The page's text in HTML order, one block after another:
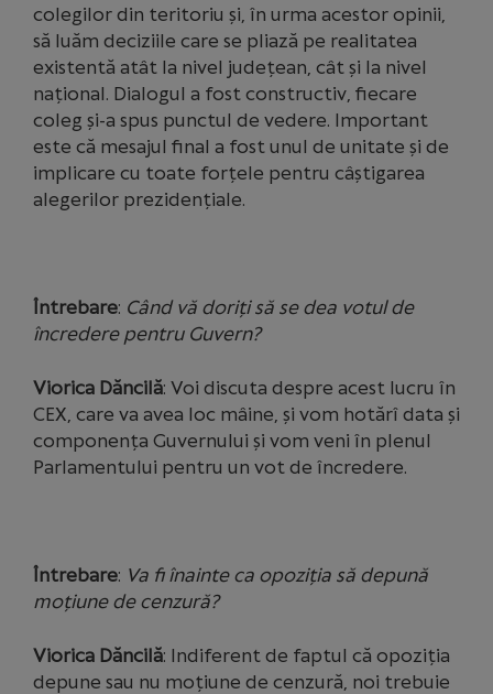
colegilor din teritoriu și, în urma acestor opinii,
să luăm deciziile care se pliază pe realitatea
existentă atât la nivel județean, cât și la nivel
național. Dialogul a fost constructiv, fiecare
coleg și-a spus punctul de vedere. Important
este că mesajul final a fost unul de unitate și de
implicare cu toate forțele pentru câștigarea
alegerilor prezidențiale.
Întrebare: Când vă doriți să se dea votul de
încredere pentru Guvern?
Viorica Dăncilă: Voi discuta despre acest lucru în
CEX, care va avea loc mâine, și vom hotărî data și
componența Guvernului și vom veni în plenul
Parlamentului pentru un vot de încredere.
Întrebare: Va fi înainte ca opoziția să depună
moțiune de cenzură?
Viorica Dăncilă: Indiferent de faptul că opoziția
depune sau nu moțiune de cenzură, noi trebuie